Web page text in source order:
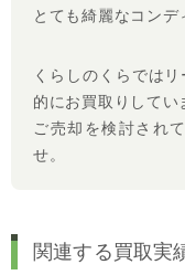
とても綺麗なコンデ
くらしのくらでは
的にお買取りしてい
ご売却を検討され
せ。
関連する買取実